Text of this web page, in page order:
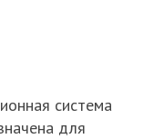
система
для